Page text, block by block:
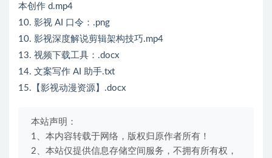
本创作 d.mp4
10. 影视 AI 口令：.png
10. 影视深度解说剪辑架构技巧.mp4
13. 视频下载工具：.docx
14. 文案写作 AI 助手.txt
15.【影视动漫资源】.docx
本站声明：
1、本内容转载于网络，版权归原作者所有！
2、本站仅提供信息存储空间服务，不拥有所有权，